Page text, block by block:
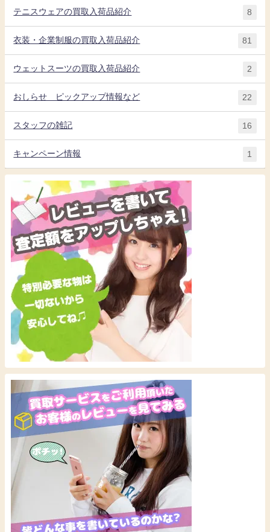
テニスウェアの買取入荷品紹介 8
衣装・企業制服の買取入荷品紹介 81
ウェットスーツの買取入荷品紹介 2
おしらせ ピックアップ情報など 22
スタッフの雑記 16
キャンペーン情報 1